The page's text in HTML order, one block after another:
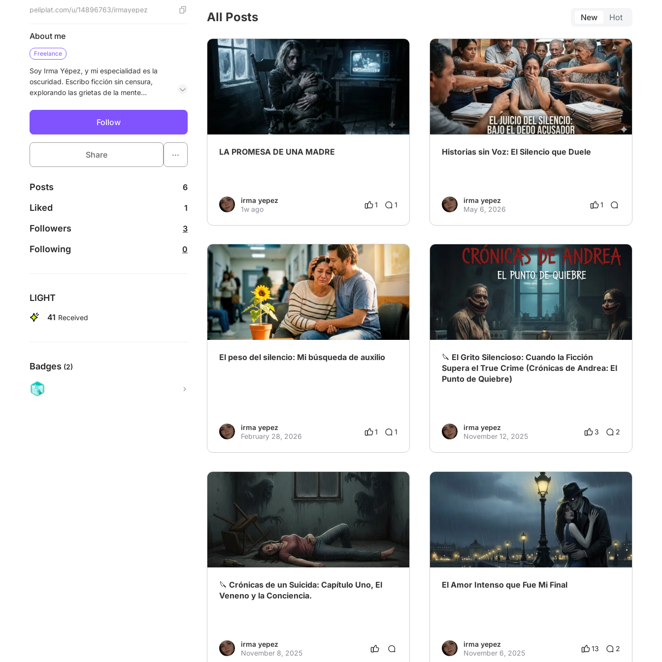
peliplat.com/u/14896763/irmayepez
About me
Freelance
Soy Irma Yépez, y mi especialidad es la
oscuridad. Escribo ficción sin censura,
explorando las grietas de la mente
decisiones irreversibles. Mis relatos son un
desafío. Si te atreves a mirar el abismo
donde la realidad se confunde con la
pesadilla, entonces has llegado al lugar
Follow
Share ...
Posts 6
Liked 1
Followers 3
Following 0
LIGHT
41 Received
Badges (2)
All Posts New Hot
LA PROMESA DE UNA MADRE
irma yepez
1w ago
1 1
Historias sin Voz: El Silencio que Duele
irma yepez
May 6, 2026
1
# depression
El peso del silencio: Mi búsqueda de auxilio
irma yepez
February 28, 2026
1 1
🔪 El Grito Silencioso: Cuando la Ficción
Supera el True Crime (Crónicas de Andrea: El
Punto de Quiebre)
irma yepez
November 12, 2025
3 2
🔪 Crónicas de un Suicida: Capítulo Uno, El
Veneno y la Conciencia.
irma yepez
November 8, 2025
​El Amor Intenso que Fue Mi Final
irma yepez
November 6, 2025
13 2